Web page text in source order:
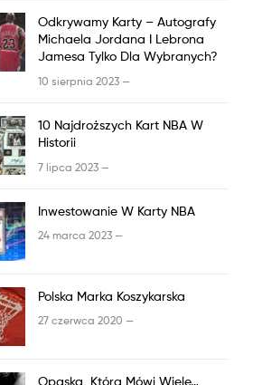
Odkrywamy Karty – Autografy
Michaela Jordana I Lebrona
Jamesa Tylko Dla Wybranych?
10 sierpnia 2023 —
10 Najdroższych Kart NBA W
Historii
7 lipca 2023 —
Inwestowanie W Karty NBA
24 marca 2023 —
Polska Marka Koszykarska
27 czerwca 2020 —
Opaska, Która Mówi Wiele…